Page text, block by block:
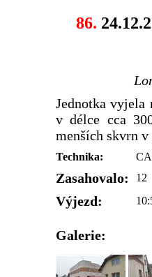
86.
Jednotka
v délce cca
menších skvrn
Technika:
Zasahovalo: 12
Výjezd:
Galerie: